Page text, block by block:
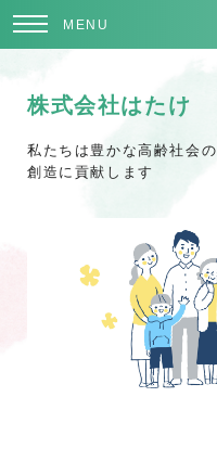
MENU
株式会社はたけ
私たちは豊かな高齢社会の
創造に貢献します